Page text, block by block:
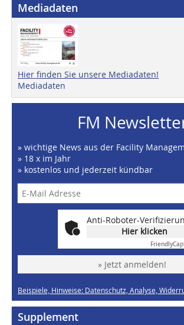
Mediadaten
Hier finden Sie unsere Mediadaten!
Mediadaten
FM
» wichtige News aus der Facility
» 18 x im Jahr
» kostenlos und jederzeit kündbar
Anti-Roboter-
Hier klicken
Friendly
» Jetzt anmelden!
Beispiele, Hinweise: Datenschutz, Analyse,
Supplement